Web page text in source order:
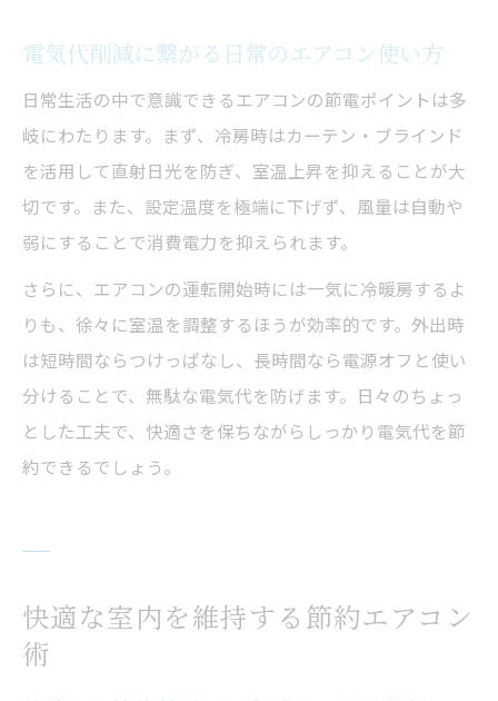
電気代削減に繋がる日常のエアコン使い方
日常生活の中で意識できるエアコンの節電ポイントは多
岐にわたります。まず、冷房時はカーテン・ブラインド
を活用して直射日光を防ぎ、室温上昇を抑えることが大
切です。また、設定温度を極端に下げず、風量は自動や
弱にすることで消費電力を抑えられます。
さらに、エアコンの運転開始時には一気に冷暖房するよ
りも、徐々に室温を調整するほうが効率的です。外出時
は短時間ならつけっぱなし、長時間なら電源オフと使い
分けることで、無駄な電気代を防げます。日々のちょっ
とした工夫で、快適さを保ちながらしっかり電気代を節
約できるでしょう。
快適な室内を維持する節約エアコン
術